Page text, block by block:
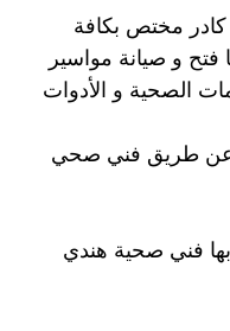
مختص بكافة
فتح و صيانة مواسير
الصحية و الأدوات
عن طريق فني صحي
فني صحية هندي